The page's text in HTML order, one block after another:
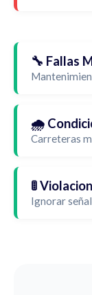
🔧 Fallas
🌧️
Carreteras
🚦
Ignorar